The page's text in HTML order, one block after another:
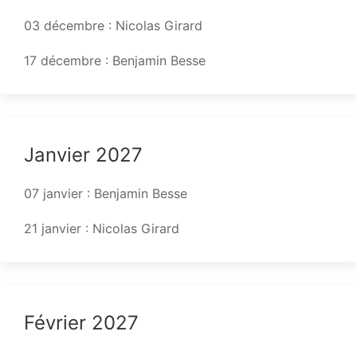
03 décembre : Nicolas Girard
17 décembre : Benjamin Besse
Janvier 2027
07 janvier : Benjamin Besse
21 janvier : Nicolas Girard
Février 2027